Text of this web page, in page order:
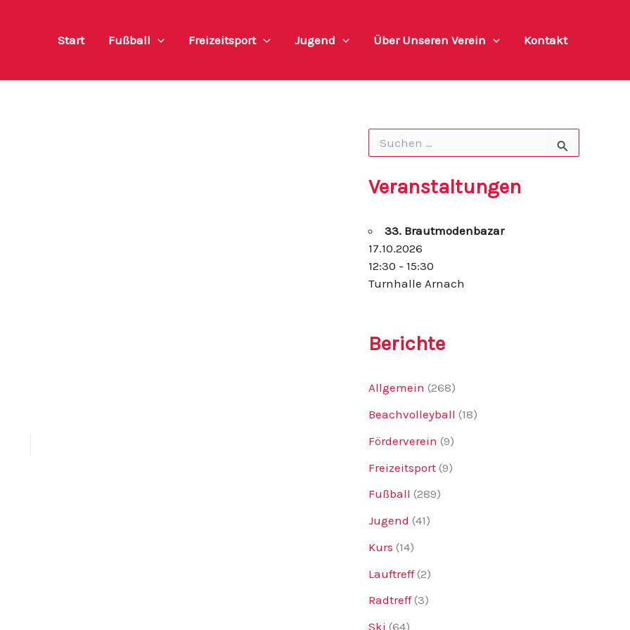
Start Fußball Freizeitsport Jugend Über Unseren Verein Kontakt
h
e
a
c
h
Veranstaltungen
33. Brautmodenbazar
17.10.2026
12:30 - 15:30
Turnhalle Arnach
Berichte
Allgemein (268)
Beachvolleyball (18)
Förderverein (9)
Freizeitsport (9)
Fußball (289)
Jugend (41)
Kurs (14)
Lauftreff(2)
Radtreff(3)
Ski (64)